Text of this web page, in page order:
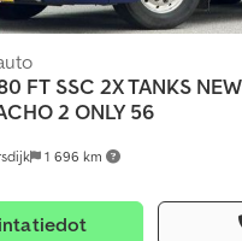
1 696 km
FT SSC 2X TANKS NEW
2 ONLY 56